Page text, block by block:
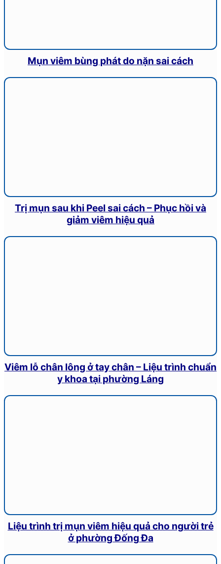
Mụn viêm bùng phát do nặn sai cách
Trị mụn sau khi Peel sai cách – Phục hồi và
giảm viêm hiệu quả
Viêm lỗ chân lông ở tay chân – Liệu trình chuẩn
y khoa tại phường Láng
Liệu trình trị mụn viêm hiệu quả cho người trẻ
ở phường Đống Đa